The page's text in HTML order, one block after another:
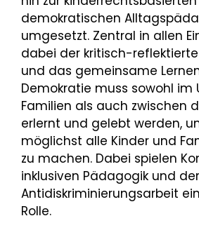
demokratischen
umgesetzt. Zentral in allen
dabei der kritisch-reflektierte
und das gemeinsame
Demokratie muss sowohl
Familien als auch zwischen
erlernt und gelebt werden,
möglichst alle Kinder und
zu machen. Dabei spielen
inklusiven Pädagogik und der
Antidiskriminierungsarbeit
Rolle.